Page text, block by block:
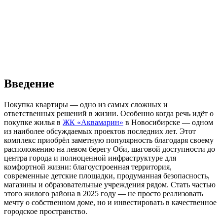
Введение
Покупка квартиры — одно из самых сложных и
ответственных решений в жизни. Особенно когда речь идёт о
покупке жилья в ЖК «Аквамарин» в Новосибирске — одном
из наиболее обсуждаемых проектов последних лет. Этот
комплекс приобрёл заметную популярность благодаря своему
расположению на левом берегу Оби, шаговой доступности до
центра города и полноценной инфраструктуре для
комфортной жизни: благоустроенная территория,
современные детские площадки, продуманная безопасность,
магазины и образовательные учреждения рядом. Стать частью
этого жилого района в 2025 году — не просто реализовать
мечту о собственном доме, но и инвестировать в качественное
городское пространство.